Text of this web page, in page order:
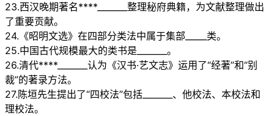
23.西汉晚期著名****_______整理秘府典籍，为文献整理做出
了重要贡献。
24.《昭明文选》在四部分类法中属于集部_____类。
25.中国古代规模最大的类书是_______。
26.清代****_______认为《汉书·艺文志》运用了“经著”和“别
裁”的著录方法。
27.陈垣先生提出了“四校法”包括_______、他校法、本校法和
理校法。